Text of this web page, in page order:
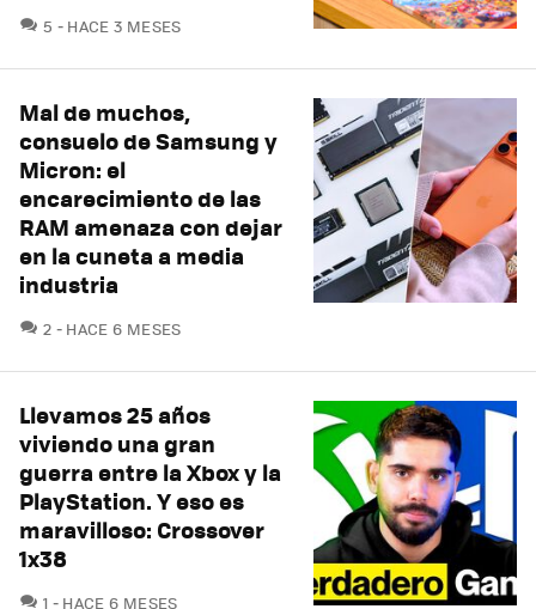
5 COMENTARIOS
HACE 3 MESES
Mal de muchos,
consuelo de Samsung y
Micron: el
encarecimiento de las
RAM amenaza con dejar
en la cuneta a media
industria
2 COMENTARIOS
HACE 6 MESES
Llevamos 25 años
viviendo una gran
guerra entre la Xbox y la
PlayStation. Y eso es
maravilloso: Crossover
1x38
1 COMENTARIOS
HACE 6 MESES